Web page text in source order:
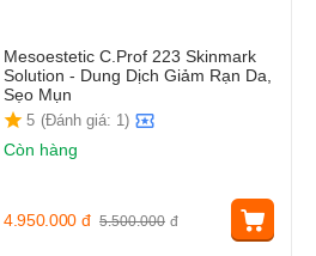
Mesoestetic C.Prof 223 Skinmark
Solution - Dung Dịch Giảm Rạn Da,
Sẹo Mụn
5 (Đánh giá: 1)
Còn hàng
5.500.000 đ
4.950.000 đ